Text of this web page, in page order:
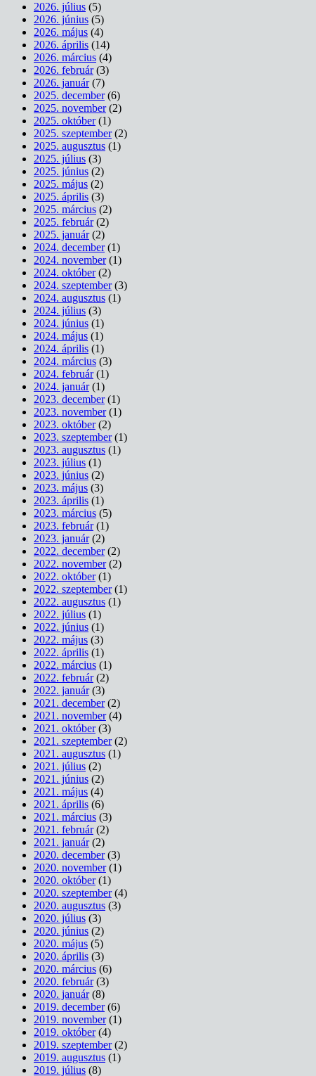
2026. július (5)
2026. június (5)
2026. május (4)
2026. április (14)
2026. március (4)
2026. február(3)
2026. január(7)
2025. december(6)
2025. november(2)
2025. október(1)
2025. szeptember(2)
2025. augusztus (1)
2025. július (3)
2025. június (2)
2025. május (2)
2025. április (3)
2025. március (2)
2025. február(2)
2025. január(2)
2024. december(1)
2024. november(1)
2024. október(2)
2024. szeptember(3)
2024. augusztus (1)
2024. július (3)
2024. június (1)
2024. május (1)
2024. április (1)
2024. március (3)
2024. február(1)
2024. január(1)
2023. december(1)
2023. november(1)
2023. október(2)
2023. szeptember(1)
2023. augusztus (1)
2023. július (1)
2023. június (2)
2023. május (3)
2023. április (1)
2023. március (5)
2023. február(1)
2023. január(2)
2022. december(2)
2022. november(2)
2022. október(1)
2022. szeptember(1)
2022. augusztus (1)
2022. július (1)
2022. június (1)
2022. május (3)
2022. április (1)
2022. március (1)
2022. február(2)
2022. január(3)
2021. december(2)
2021. november(4)
2021. október(3)
2021. szeptember(2)
2021. augusztus (1)
2021. július (2)
2021. június (2)
2021. május (4)
2021. április (6)
2021. március (3)
2021. február(2)
2021. január(2)
2020. december(3)
2020. november(1)
2020. október(1)
2020. szeptember(4)
2020. augusztus (3)
2020. július (3)
2020. június (2)
2020. május (5)
2020. április (3)
2020. március (6)
2020. február(3)
2020. január(8)
2019. december(6)
2019. november(1)
2019. október(4)
2019. szeptember(2)
2019. augusztus (1)
2019. július (8)